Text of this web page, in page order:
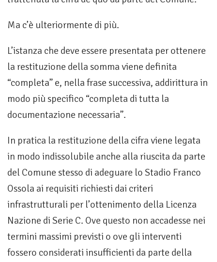
Ma c’è ulteriormente di più.
L’istanza che deve essere presentata per ottenere
la restituzione della somma viene definita
“completa” e, nella frase successiva, addirittura in
modo più specifico “completa di tutta la
documentazione necessaria”.
In pratica la restituzione della cifra viene legata
in modo indissolubile anche alla riuscita da parte
del Comune stesso di adeguare lo Stadio Franco
Ossola ai requisiti richiesti dai criteri
infrastrutturali per l’ottenimento della Licenza
Nazione di Serie C. Ove questo non accadesse nei
termini massimi previsti o ove gli interventi
fossero considerati insufficienti da parte della